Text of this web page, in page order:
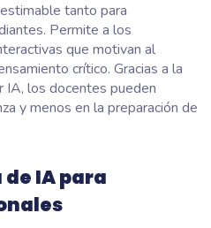
tanto para
Permite a los
que motivan al
crítico. Gracias a la
IA, los docentes pueden
y menos en la preparación de
IA para